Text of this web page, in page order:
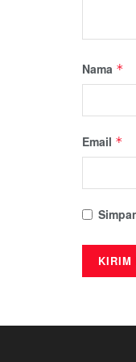
Nama *
Email *